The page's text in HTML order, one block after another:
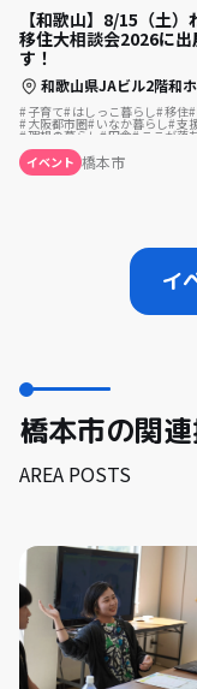
【和歌山】8/15（土）
移住大相談会2026に出
す！
和歌山県JAビル2階和ホール（和歌山市美
子育て はしっこ暮らし 移住
大阪都市圏 いなか暮らし 支
理想の暮らし 田舎 ここが落
イベント 橋本市
イ
橋本市の関
AREA POSTS